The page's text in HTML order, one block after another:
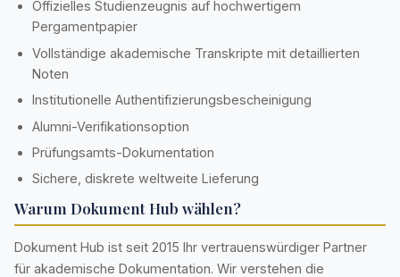
Offizielles Studienzeugnis auf hochwertigem
Pergamentpapier
Vollständige akademische Transkripte mit detaillierten
Noten
Institutionelle Authentifizierungsbescheinigung
Alumni-Verifikationsoption
Prüfungsamts-Dokumentation
Sichere, diskrete weltweite Lieferung
Warum Dokument Hub wählen?
Dokument Hub ist seit 2015 Ihr vertrauenswürdiger Partner
für akademische Dokumentation. Wir verstehen die